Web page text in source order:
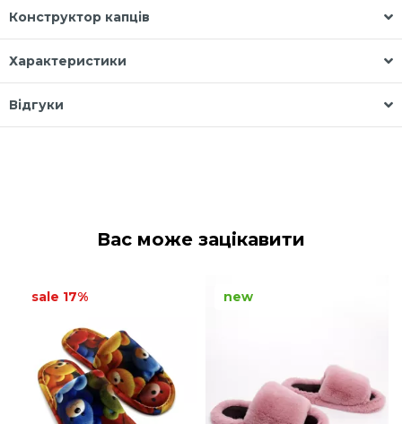
Конструктор капців
Характеристики
Відгуки
Вас може зацікавити
sale 17% new